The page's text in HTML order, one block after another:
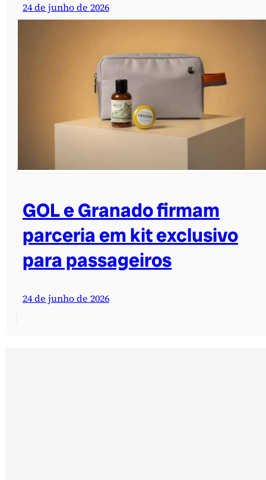
24 de junho de 2026
GOL e Granado firmam
parceria em kit exclusivo
para passageiros
24 de junho de 2026